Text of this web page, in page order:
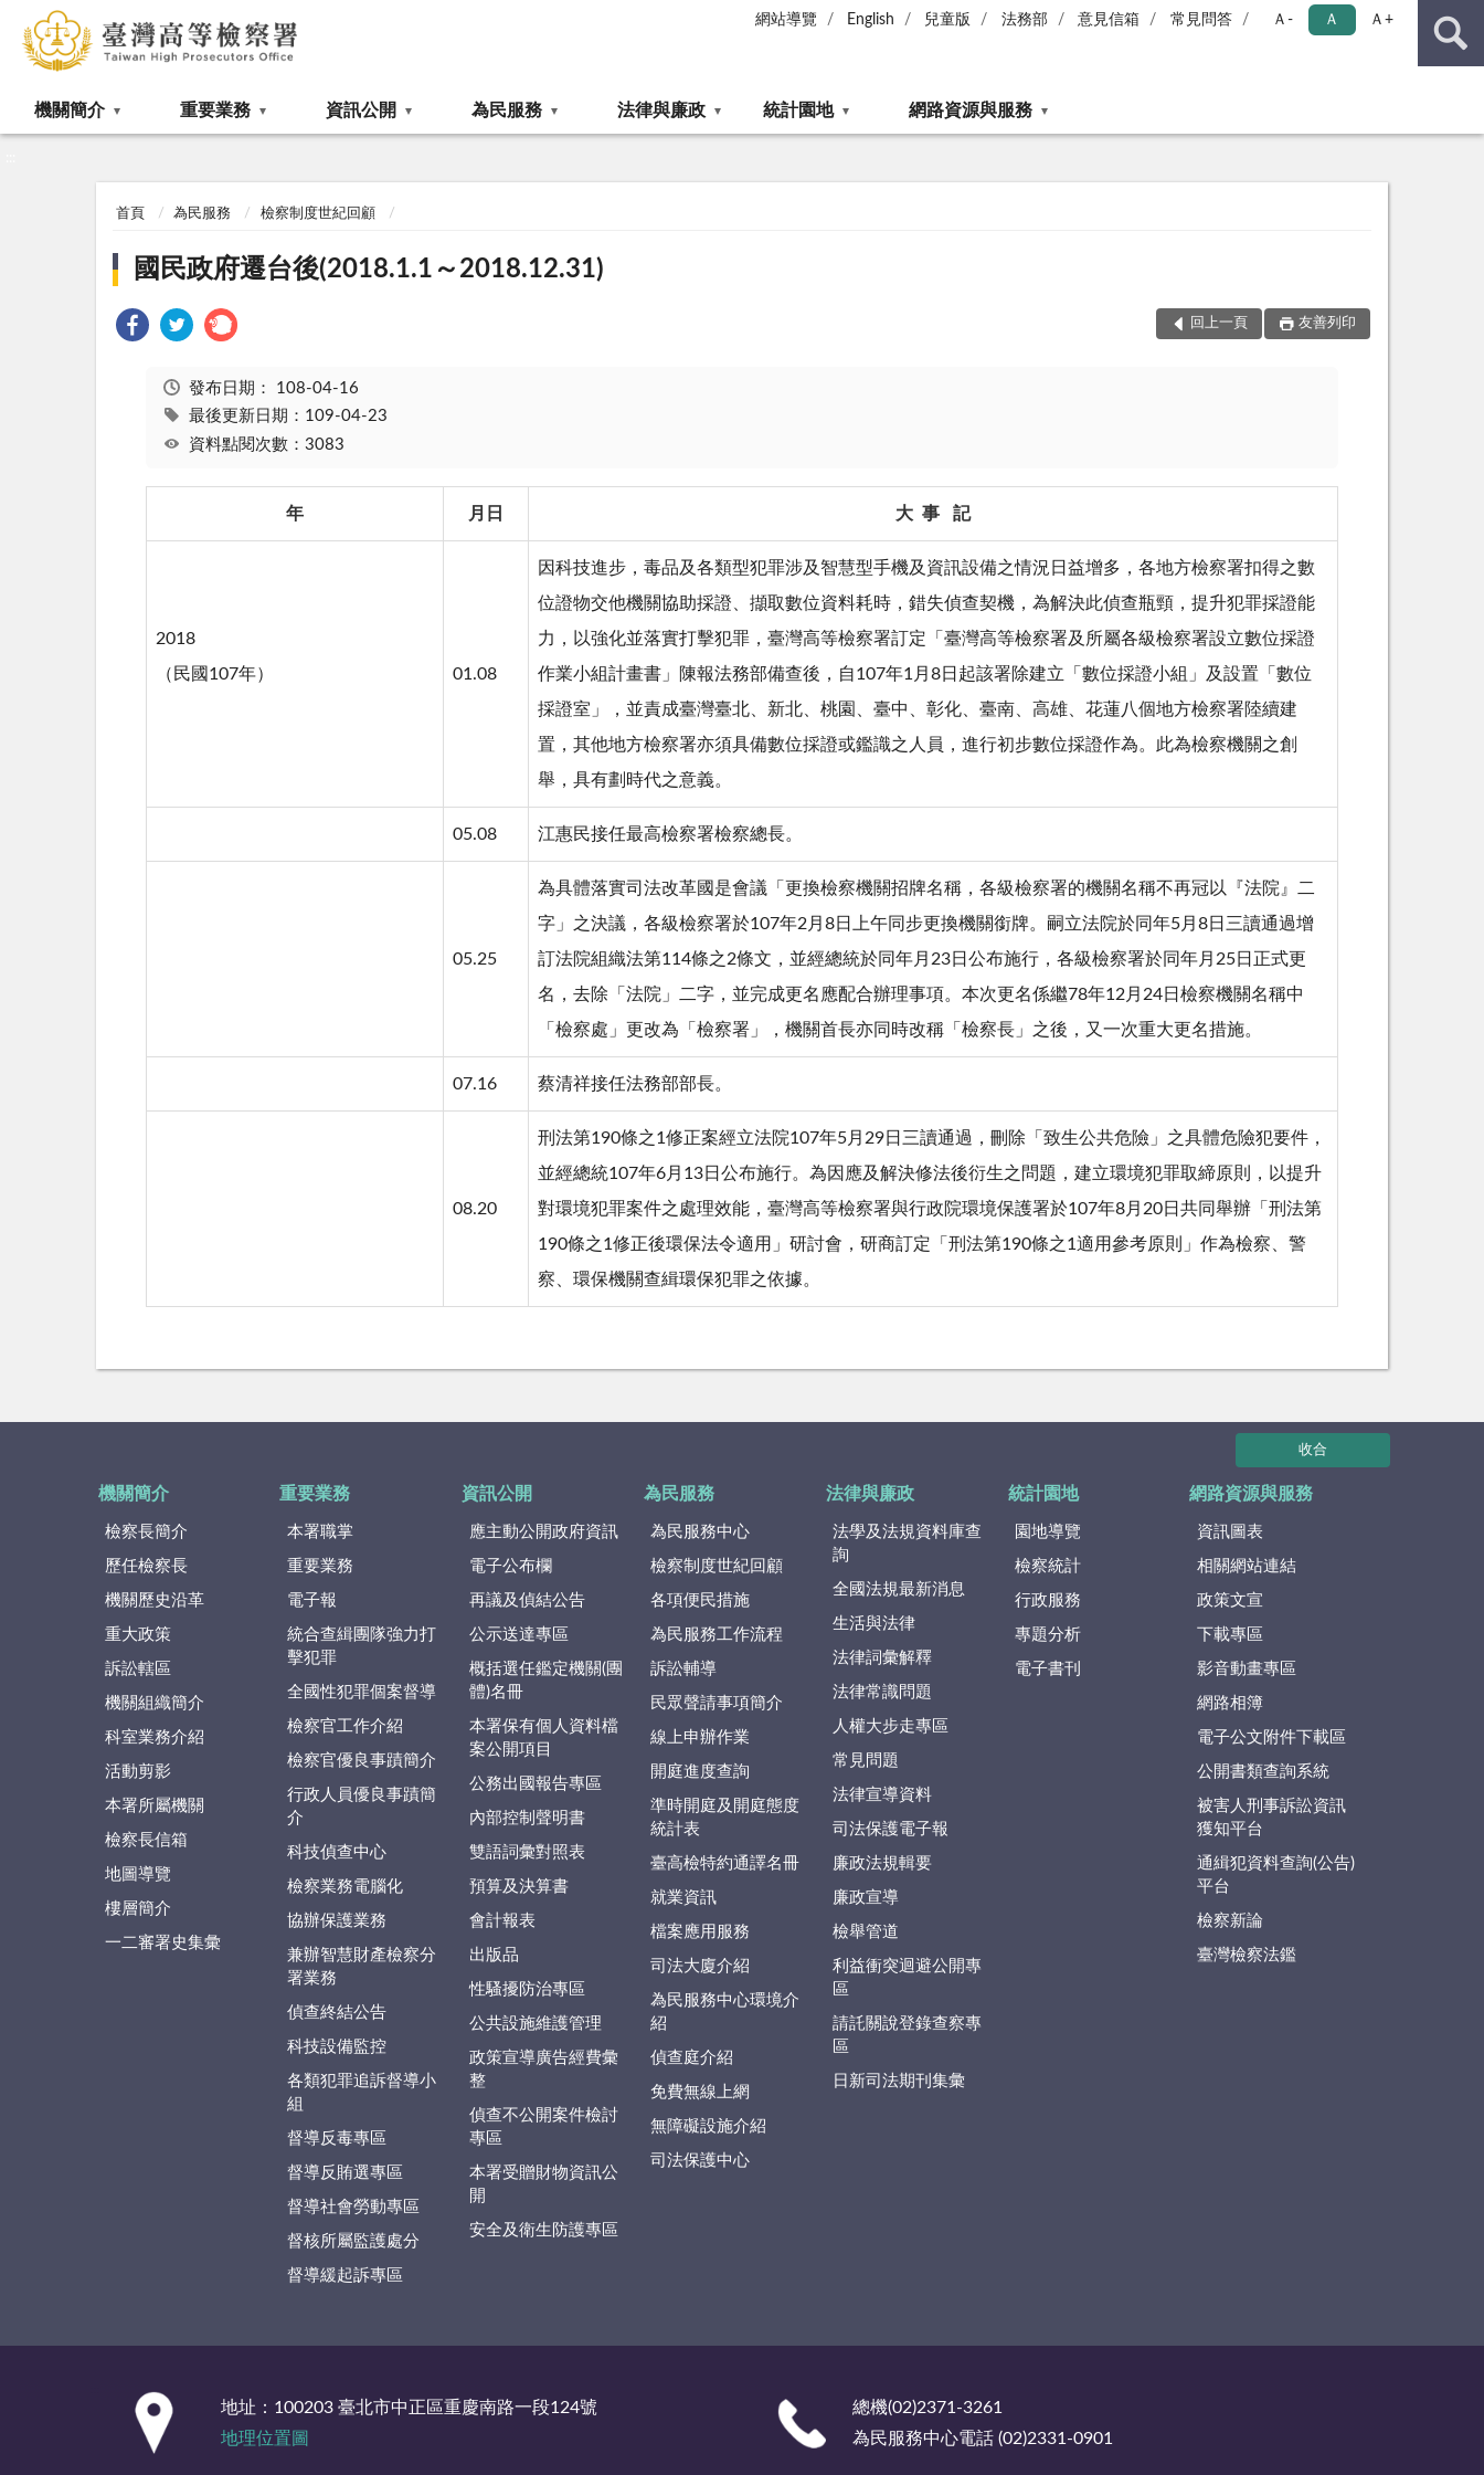
網站導覽 English 兒童版 法務部 意見信箱 常見問答 Ａ- Ａ Ａ+
機關簡介 重要業務 資訊公開 為民服務 法律與廉政 統計園地 網路資源與服務
首頁 為民服務 檢察制度世紀回顧
國民政府遷台後(2018.1.1～2018.12.31)
回上一頁 友善列印
發布日期： 108-04-16
最後更新日期：109-04-23
資料點閱次數：3083
年 月日 大 事 記
2018
（民國107年）
01.08
因科技進步，毒品及各類型犯罪涉及智慧型手機及資訊設備之情況日益增多，各地方檢察署扣得之數
位證物交他機關協助採證、擷取數位資料耗時，錯失偵查契機，為解決此偵查瓶頸，提升犯罪採證能
力，以強化並落實打擊犯罪，臺灣高等檢察署訂定「臺灣高等檢察署及所屬各級檢察署設立數位採證
作業小組計畫書」陳報法務部備查後，自107年1月8日起該署除建立「數位採證小組」及設置「數位
採證室」，並責成臺灣臺北、新北、桃園、臺中、彰化、臺南、高雄、花蓮八個地方檢察署陸續建
置，其他地方檢察署亦須具備數位採證或鑑識之人員，進行初步數位採證作為。此為檢察機關之創
舉，具有劃時代之意義。
05.08 江惠民接任最高檢察署檢察總長。
05.25
為具體落實司法改革國是會議「更換檢察機關招牌名稱，各級檢察署的機關名稱不再冠以『法院』二
字」之決議，各級檢察署於107年2月8日上午同步更換機關銜牌。嗣立法院於同年5月8日三讀通過增
訂法院組織法第114條之2條文，並經總統於同年月23日公布施行，各級檢察署於同年月25日正式更
名，去除「法院」二字，並完成更名應配合辦理事項。本次更名係繼78年12月24日檢察機關名稱中
「檢察處」更改為「檢察署」，機關首長亦同時改稱「檢察長」之後，又一次重大更名措施。
07.16 蔡清祥接任法務部部長。
08.20
刑法第190條之1修正案經立法院107年5月29日三讀通過，刪除「致生公共危險」之具體危險犯要件，
並經總統107年6月13日公布施行。為因應及解決修法後衍生之問題，建立環境犯罪取締原則，以提升
對環境犯罪案件之處理效能，臺灣高等檢察署與行政院環境保護署於107年8月20日共同舉辦「刑法第
190條之1修正後環保法令適用」研討會，研商訂定「刑法第190條之1適用參考原則」作為檢察、警
察、環保機關查緝環保犯罪之依據。
收合
機關簡介
檢察長簡介
歷任檢察長
機關歷史沿革
重大政策
訴訟轄區
機關組織簡介
科室業務介紹
活動剪影
本署所屬機關
檢察長信箱
地圖導覽
樓層簡介
一二審署史集彙
重要業務
本署職掌
重要業務
電子報
統合查緝團隊強力打
擊犯罪
全國性犯罪個案督導
檢察官工作介紹
檢察官優良事蹟簡介
行政人員優良事蹟簡
介
科技偵查中心
檢察業務電腦化
協辦保護業務
兼辦智慧財產檢察分
署業務
偵查終結公告
科技設備監控
各類犯罪追訴督導小
組
督導反毒專區
督導反賄選專區
督導社會勞動專區
督核所屬監護處分
督導緩起訴專區
資訊公開
應主動公開政府資訊
電子公布欄
再議及偵結公告
公示送達專區
概括選任鑑定機關(團
體)名冊
本署保有個人資料檔
案公開項目
公務出國報告專區
內部控制聲明書
雙語詞彙對照表
預算及決算書
會計報表
出版品
性騷擾防治專區
公共設施維護管理
政策宣導廣告經費彙
整
偵查不公開案件檢討
專區
本署受贈財物資訊公
開
安全及衛生防護專區
為民服務
為民服務中心
檢察制度世紀回顧
各項便民措施
為民服務工作流程
訴訟輔導
民眾聲請事項簡介
線上申辦作業
開庭進度查詢
準時開庭及開庭態度
統計表
臺高檢特約通譯名冊
就業資訊
檔案應用服務
司法大廈介紹
為民服務中心環境介
紹
偵查庭介紹
免費無線上網
無障礙設施介紹
司法保護中心
法律與廉政
法學及法規資料庫查
詢
全國法規最新消息
生活與法律
法律詞彙解釋
法律常識問題
人權大步走專區
常見問題
法律宣導資料
司法保護電子報
廉政法規輯要
廉政宣導
檢舉管道
利益衝突迴避公開專
區
請託關說登錄查察專
區
日新司法期刊集彙
統計園地
園地導覽
檢察統計
行政服務
專題分析
電子書刊
網路資源與服務
資訊圖表
相關網站連結
政策文宣
下載專區
影音動畫專區
網路相簿
電子公文附件下載區
公開書類查詢系統
被害人刑事訴訟資訊
獲知平台
通緝犯資料查詢(公告)
平台
檢察新論
臺灣檢察法鑑
地址：100203 臺北市中正區重慶南路一段124號
地理位置圖
總機(02)2371-3261
為民服務中心電話 (02)2331-0901